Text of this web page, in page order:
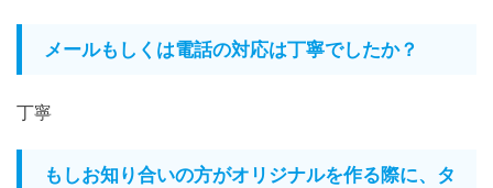
メールもしくは電話の対応は丁寧でしたか？
丁寧
もしお知り合いの方がオリジナルを作る際に、タ